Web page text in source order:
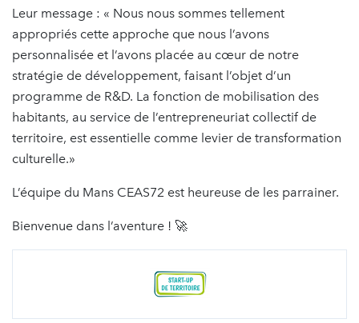
Leur message : « Nous nous sommes tellement
appropriés cette approche que nous l’avons
personnalisée et l’avons placée au cœur de notre
stratégie de développement, faisant l’objet d’un
programme de R&D. La fonction de mobilisation des
habitants, au service de l’entrepreneuriat collectif de
territoire, est essentielle comme levier de transformation
culturelle.»
L’équipe du Mans CEAS72 est heureuse de les parrainer.
Bienvenue dans l’aventure ! 🚀